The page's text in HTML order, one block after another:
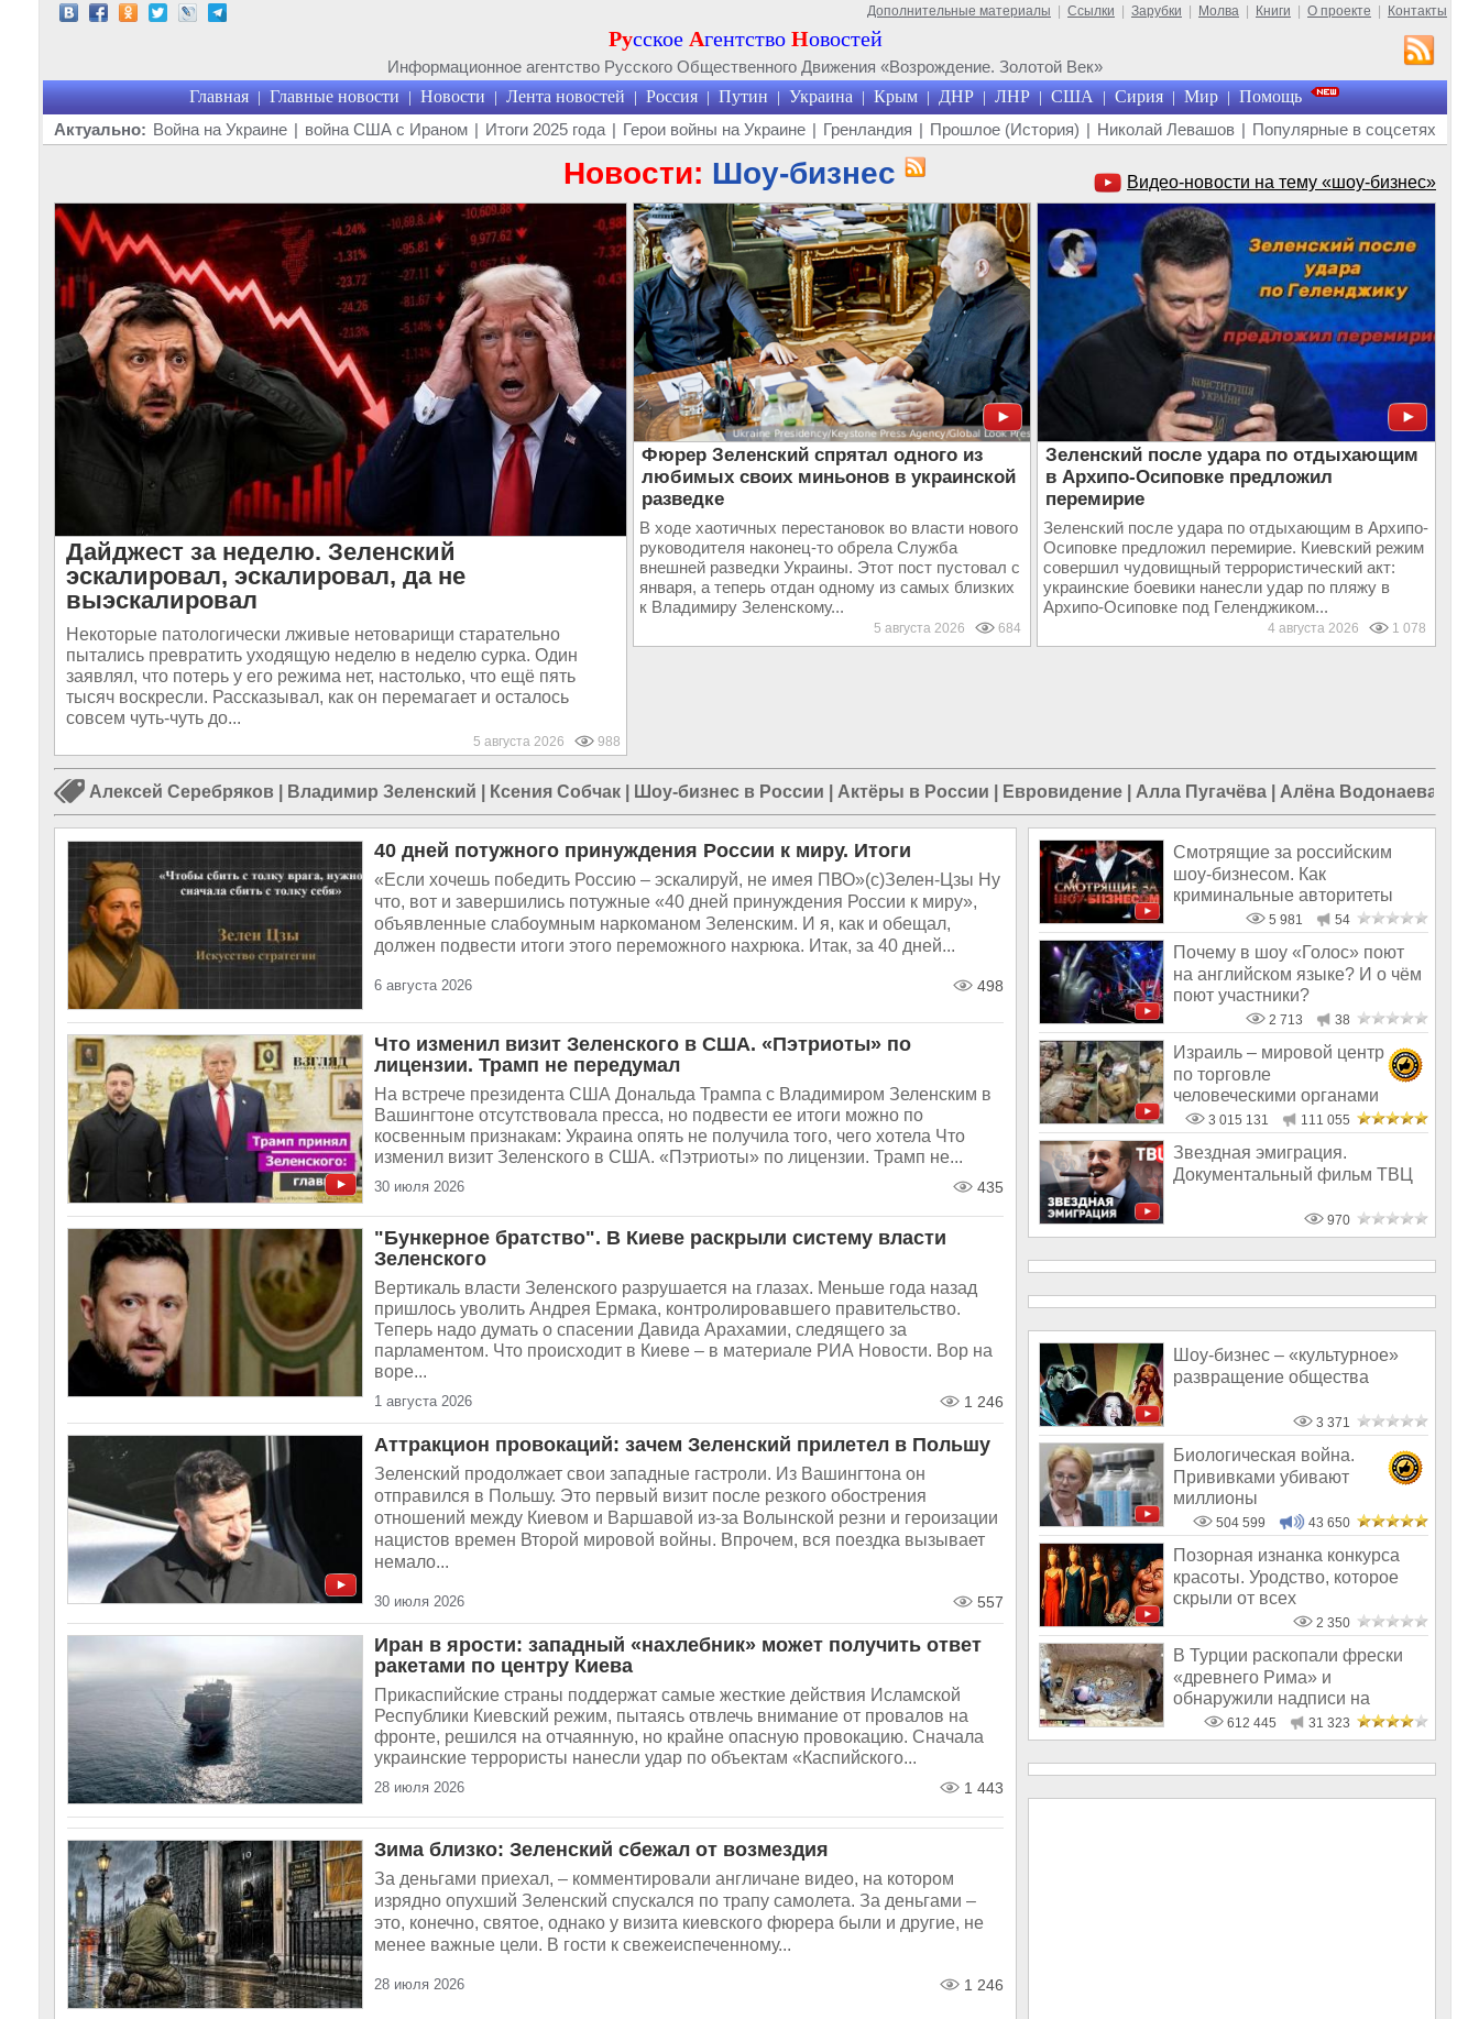
Дополнительные материалы Ссылки Зарубки Молва Книги О проекте Контакты
Русское Агентство Новостей
Информационное агентство Русского Общественного Движения «Возрождение. Золотой Век»
Главная | Главные новости | Новости | Лента новостей | Россия | Путин | Украина | Крым | ДНР | ЛНР | США | Сирия | Мир | Помощь
Актуально: Война на Украине | война США с Ираном | Итоги 2025 года | Герои войны на Украине | Гренландия | Прошлое (История) | Николай Левашов | Популярные в соцсетях
Новости: Шоу-бизнес Видео-новости на тему «шоу-бизнес»
Дайджест за неделю. Зеленский
эскалировал, эскалировал, да не
выэскалировал
Некоторые патологически лживые нетоварищи старательно
пытались превратить уходящую неделю в неделю сурка. Один
заявлял, что потерь у его режима нет, настолько, что ещё пять
тысяч воскресли. Рассказывал, как он перемагает и осталось
совсем чуть-чуть до...
5 августа 2026 988
Фюрер Зеленский спрятал одного из
любимых своих миньонов в украинской
разведке
В ходе хаотичных перестановок во власти нового
руководителя наконец-то обрела Служба
внешней разведки Украины. Этот пост пустовал с
января, а теперь отдан одному из самых близких
к Владимиру Зеленскому...
5 августа 2026 684
Зеленский после удара по отдыхающим
в Архипо-Осиповке предложил
перемирие
Зеленский после удара по отдыхающим в Архипо-
Осиповке предложил перемирие. Киевский режим
совершил чудовищный террористический акт:
украинские боевики нанесли удар по пляжу в
Архипо-Осиповке под Геленджиком...
4 августа 2026 1 078
Алексей Серебряков Владимир Зеленский Ксения Собчак Шоу-бизнес в России Актёры в России Евровидение Алла Пугачёва Алёна Водонаева
40 дней потужного принуждения России к миру. Итоги
«Если хочешь победить Россию – эскалируй, не имея ПВО»(с)Зелен-Цзы Ну
что, вот и завершились потужные «40 дней принуждения России к миру»,
объявленные слабоумным наркоманом Зеленским. И я, как и обещал,
должен подвести итоги этого переможного нахрюка. Итак, за 40 дней...
6 августа 2026 498
Что изменил визит Зеленского в США. «Пэтриоты» по
лицензии. Трамп не передумал
На встрече президента США Дональда Трампа с Владимиром Зеленским в
Вашингтоне отсутствовала пресса, но подвести ее итоги можно по
косвенным признакам: Украина опять не получила того, чего хотела Что
изменил визит Зеленского в США. «Пэтриоты» по лицензии. Трамп не...
30 июля 2026 435
"Бункерное братство". В Киеве раскрыли систему власти
Зеленского
Вертикаль власти Зеленского разрушается на глазах. Меньше года назад
пришлось уволить Андрея Ермака, контролировавшего правительство.
Теперь надо думать о спасении Давида Арахамии, следящего за
парламентом. Что происходит в Киеве – в материале РИА Новости. Вор на
воре...
1 августа 2026 1 246
Аттракцион провокаций: зачем Зеленский прилетел в Польшу
Зеленский продолжает свои западные гастроли. Из Вашингтона он
отправился в Польшу. Это первый визит после резкого обострения
отношений между Киевом и Варшавой из-за Волынской резни и героизации
нацистов времен Второй мировой войны. Впрочем, вся поездка вызывает
немало...
30 июля 2026 557
Иран в ярости: западный «нахлебник» может получить ответ
ракетами по центру Киева
Прикаспийские страны поддержат самые жесткие действия Исламской
Республики Киевский режим, пытаясь отвлечь внимание от провалов на
фронте, решился на отчаянную, но крайне опасную провокацию. Сначала
украинские террористы нанесли удар по объектам «Каспийского...
28 июля 2026 1 443
Зима близко: Зеленский сбежал от возмездия
За деньгами приехал, – комментировали англичане видео, на котором
изрядно опухший Зеленский спускался по трапу самолета. За деньгами –
это, конечно, святое, однако у визита киевского фюрера были и другие, не
менее важные цели. В гости к свежеиспеченному...
28 июля 2026 1 246
Смотрящие за российским
шоу-бизнесом. Как
криминальные авторитеты
«крышуют» нашу эс
5 981 54
Почему в шоу «Голос» поют
на английском языке? И о чём
поют участники?
2 713 38
Израиль – мировой центр
по торговле
человеческими органами
3 015 131 111 055
Звездная эмиграция.
Документальный фильм ТВЦ
970
Шоу-бизнес – «культурное»
развращение общества
3 371
Биологическая война.
Прививками убивают
миллионы
504 599 43 650
Позорная изнанка конкурса
красоты. Уродство, которое
скрыли от всех
2 350
В Турции раскопали фрески
«древнего Рима» и
обнаружили надписи на
Русском!612 445 31 323